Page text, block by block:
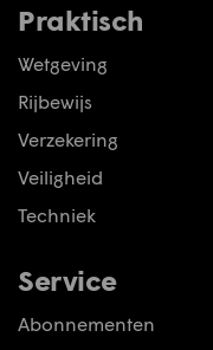
Praktisch
Wetgeving
Rijbewijs
Verzekering
Veiligheid
Techniek
Service
Abonnementen